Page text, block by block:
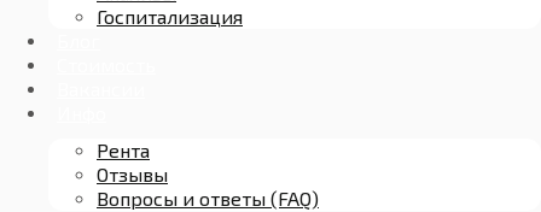
Госпитализация
Рента
Отзывы
Вопросы и ответы (FAQ)